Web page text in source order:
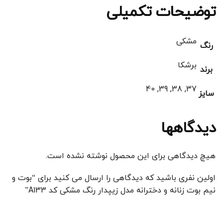
توضیحات تکمیلی
رنگ مشکی
برند برشکا
سایز 37, 38, 39, 40
دیدگاهها
هیچ دیدگاهی برای این محصول نوشته نشده است.
اولین نفری باشید که دیدگاهی را ارسال می کنید برای “بوت و
نیم بوت زنانه و دخترانه مدل زیپدار رنگ مشکی کد A133”